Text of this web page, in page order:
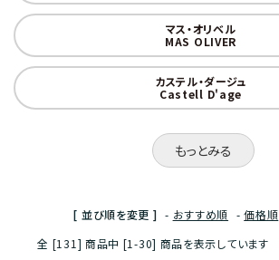
マス・オリベル
MAS OLIVER
カステル・ダージュ
Castell D'age
もっとみる
[ 並び順を変更 ] - おすすめ順 -価格順
全 [131] 商品中 [1-30] 商品を表示しています